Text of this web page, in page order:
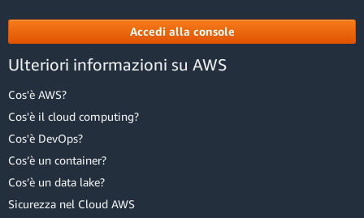
Accedi alla console
Ulteriori informazioni su AWS
Cos'è AWS?
Cos'è il cloud computing?
Cos'è DevOps?
Cos’è un container?
Cos’è un data lake?
Sicurezza nel Cloud AWS